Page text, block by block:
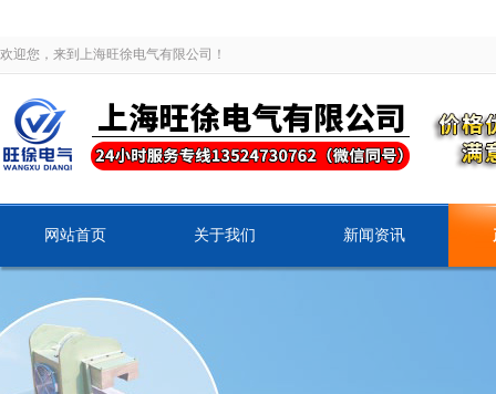
欢迎您，来到上海旺徐电气有限公司！
网站首页 关于我们 新闻资讯